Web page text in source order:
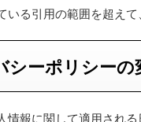
いる引用の範囲を超え
シーポリシーの
情報に関して適用され